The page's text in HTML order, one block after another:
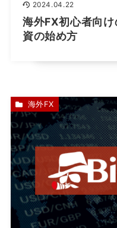
2024.04.22
海外FX初心者向
資の始め方
海外FX